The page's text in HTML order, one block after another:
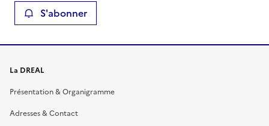
S'abonner
La DREAL
Présentation & Organigramme
Adresses & Contact